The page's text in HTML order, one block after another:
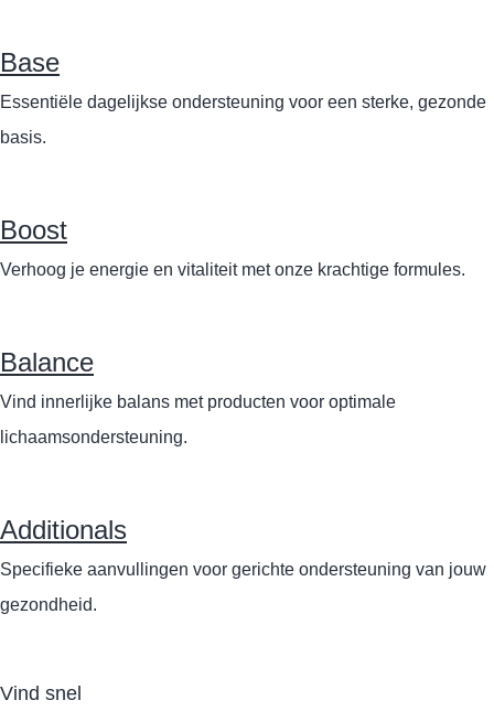
Base
Essentiële dagelijkse ondersteuning voor een sterke, gezonde
basis.
Boost
Verhoog je energie en vitaliteit met onze krachtige formules.
Balance
Vind innerlijke balans met producten voor optimale
lichaamsondersteuning.
Additionals
Specifieke aanvullingen voor gerichte ondersteuning van jouw
gezondheid.
Vind snel